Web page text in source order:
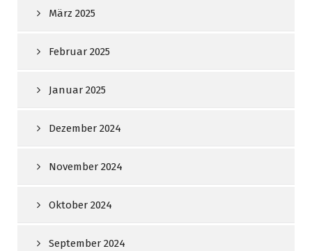
März 2025
Februar 2025
Januar 2025
Dezember 2024
November 2024
Oktober 2024
September 2024